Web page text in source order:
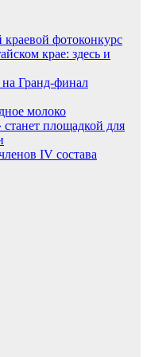
фотоконкурс
крае: здесь и
на Гранд-финал
молоко
площадкой для
IV состава